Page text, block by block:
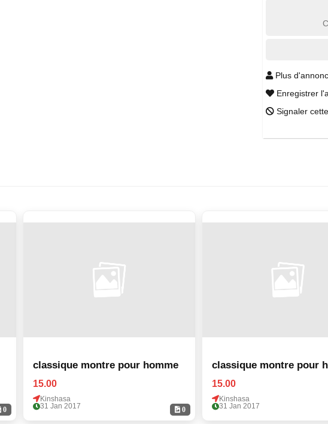
Plus
Enregistrer
Signaler
0 0
classique montre pour homme
15.00
Kinshasa
31 Jan 2017
classique montre pour
15.00
Kinshasa
31 Jan 2017